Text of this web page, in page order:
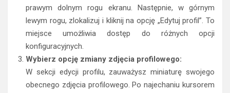
prawym dolnym rogu ekranu. Następnie, w górnym
lewym rogu, zlokalizuj i kliknij na opcję „Edytuj profil”. To
miejsce umożliwia dostęp do różnych opcji
konfiguracyjnych.
Wybierz opcję zmiany zdjęcia profilowego:
W sekcji edycji profilu, zauważysz miniaturę swojego
obecnego zdjęcia profilowego. Po najechaniu kursorem